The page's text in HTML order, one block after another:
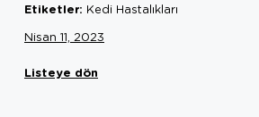
Etiketler: Kedi Hastalıkları
Nisan 11, 2023
Listeye dön